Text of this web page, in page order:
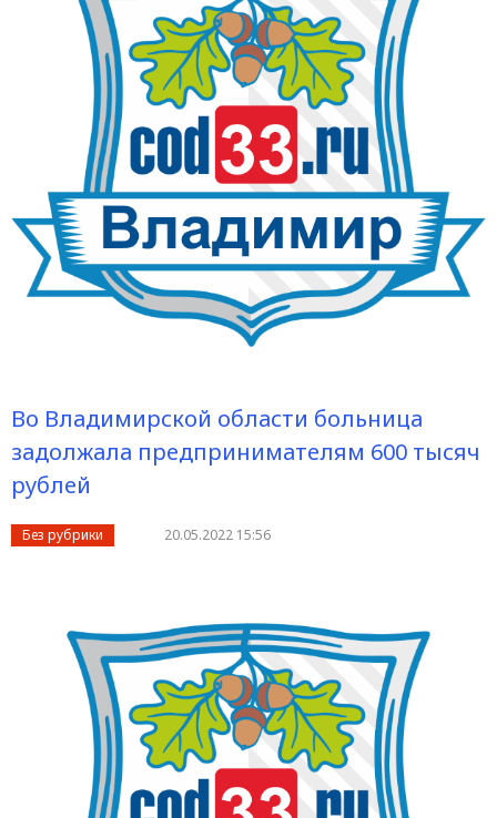
Во Владимирской области больница
задолжала предпринимателям 600 тысяч
рублей
Без рубрики 20.05.2022 15:56